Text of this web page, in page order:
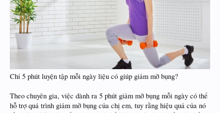
Chỉ 5 phút luyện tập mỗi ngày liệu có giúp giảm mỡ bụng?
Theo chuyên gia, việc dành ra 5 phút giảm mỡ bụng mỗi ngày có thể
hỗ trợ quá trình giảm mỡ bụng của chị em, tuy rằng hiệu quả của nó